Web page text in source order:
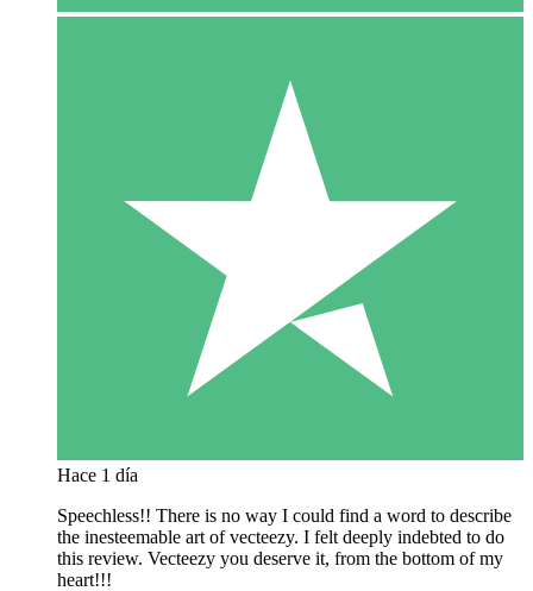
Hace 1 día
Speechless!! There is no way I could find a word to describe
the inesteemable art of vecteezy. I felt deeply indebted to do
this review. Vecteezy you deserve it, from the bottom of my
heart!!!